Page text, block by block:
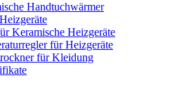
Handtuchwärmer
Keramische Heizgeräte
für Heizgeräte
für Kleidung